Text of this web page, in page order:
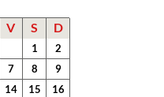
V S D
1
2
7 8
9
14 15
16